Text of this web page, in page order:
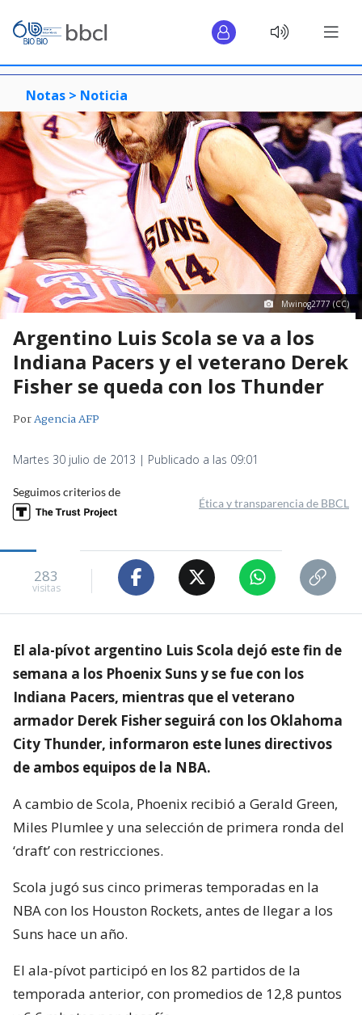
Notas > Noticia
Mwinog2777 (CC)
Argentino Luis Scola se va a los
Indiana Pacers y el veterano Derek
Fisher se queda con los Thunder
PorAgencia AFP
Martes 30 julio de 2013 | Publicado a las 09:01
Seguimos criterios de
Ética y transparencia de BBCL
283
visitas
El ala-pívot argentino Luis Scola dejó este fin de
semana a los Phoenix Suns y se fue con los
Indiana Pacers, mientras que el veterano
armador Derek Fisher seguirá con los Oklahoma
City Thunder, informaron este lunes directivos
de ambos equipos de la NBA.
A cambio de Scola, Phoenix recibió a Gerald Green,
Miles Plumlee y una selección de primera ronda del
‘draft’ con restricciones.
Scola jugó sus cinco primeras temporadas en la
NBA con los Houston Rockets, antes de llegar a los
Suns hace un año.
El ala-pívot participó en los 82 partidos de la
temporada anterior, con promedios de 12,8 puntos